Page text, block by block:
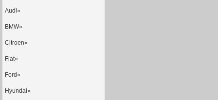
Audi»
BMW»
Citroen»
Fiat»
Ford»
Hyundai»